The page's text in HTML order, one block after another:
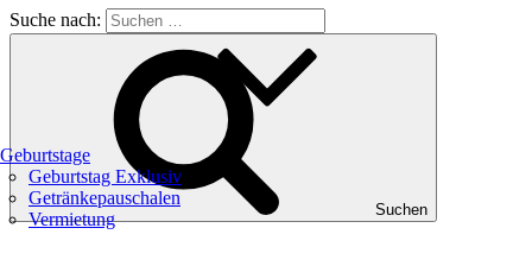
Geburtstage
Geburtstag Exklusiv
Getränkepauschalen
Vermietung
Suche nach:
Suchen